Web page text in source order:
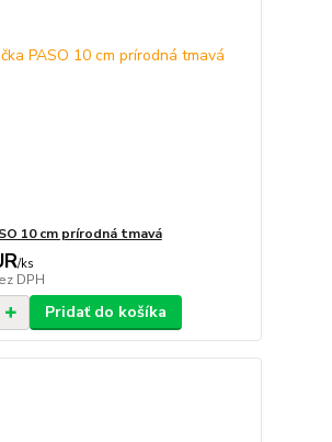
10 cm prírodná tmavá
/ks
DPH
Pridať do košíka